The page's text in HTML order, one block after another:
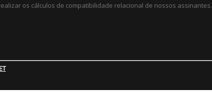
os cálculos de compatibilidade relacional de nossos assinantes.